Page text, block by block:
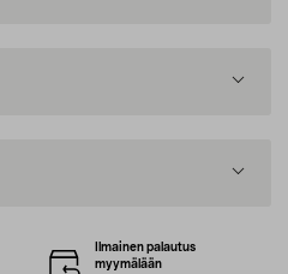
Ilmainen palautus
myymälään